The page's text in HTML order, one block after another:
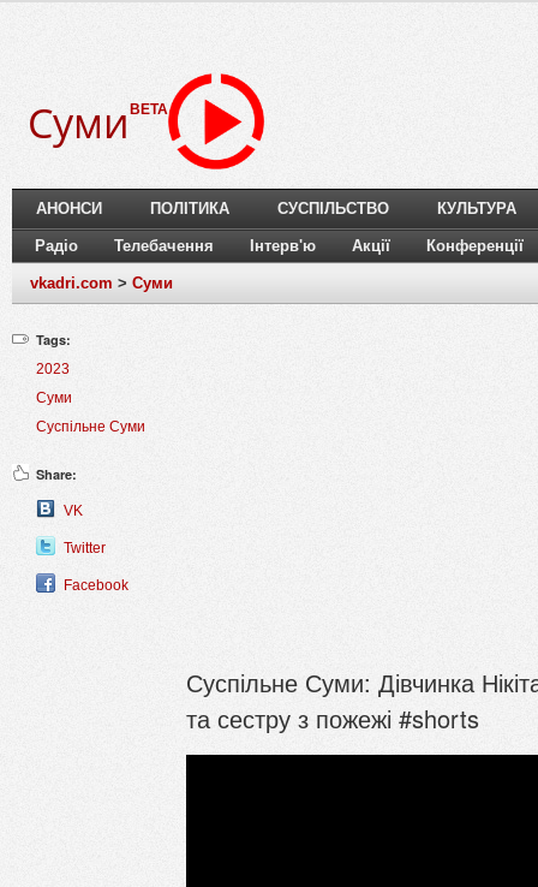
Суми BETA
АНОНСИ ПОЛІТИКА СУСПІЛЬСТВО КУЛЬТУРА
Радіо Телебачення Інтерв'ю Акції Конференції
vkadri.com > Суми
Tags:
2023
Суми
Суспільне Суми
Share:
VK
Twitter
Facebook
Суспільне Суми: Дівчинка
та сестру з пожежі #shorts